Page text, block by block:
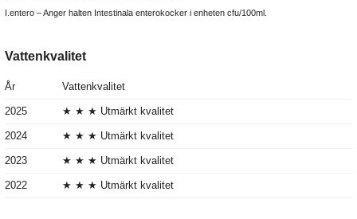
I.entero – Anger halten Intestinala enterokocker i enheten cfu/100ml.
Vattenkvalitet
År Vattenkvalitet
2025 ★ ★ ★ Utmärkt kvalitet
2024 ★ ★ ★ Utmärkt kvalitet
2023 ★ ★ ★ Utmärkt kvalitet
2022 ★ ★ ★ Utmärkt kvalitet